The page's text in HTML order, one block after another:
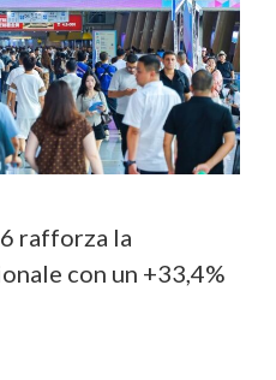
rafforza la
con un +33,4%